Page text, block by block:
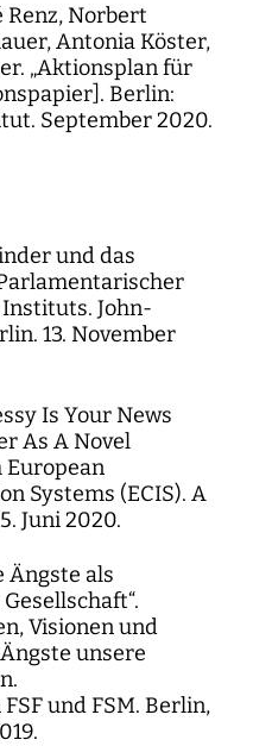
Renz, Norbert
Antonia Köster,
„Aktionsplan für
Berlin:
September 2020.
und das
John-
13. November
Is Your News
As A Novel
European
Systems (ECIS). A
Juni 2020.
Ängste als
Visionen und
unsere
und FSM. Berlin,